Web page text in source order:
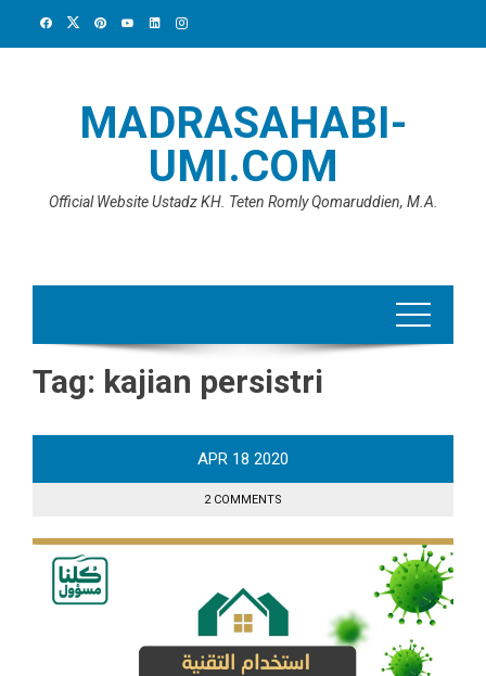
MADRASAHABI-
UMI.COM
Official Website Ustadz KH. Teten Romly Qomaruddien, M.A.
Tag: kajian persistri
APR 18 2020
2 COMMENTS